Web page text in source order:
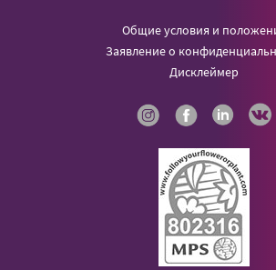
Общие условия и
Заявление о
Дисклеймер